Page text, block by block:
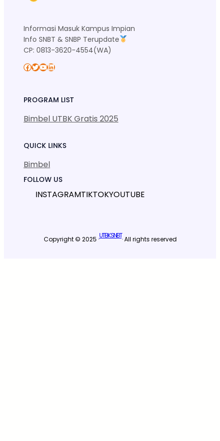
Informasi Masuk Kampus Impian
Info SNBT & SNBP Terupdate
CP: 0813-3620-4554(WA)
Facebook Twitter YouTube LinkedIn
PROGRAM LIST
Bimbel UTBK Gratis 2025
QUICK LINKS
Bimbel
FOLLOW US
INSTAGRAMTIKTOKYOUTUBE
Copyright © 2025 ·UTBK SNBT· All rights reserved